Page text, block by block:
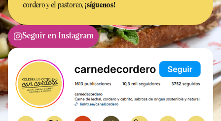
cordero y el pastoreo, ¡síguenos!
Seguir en Instagram